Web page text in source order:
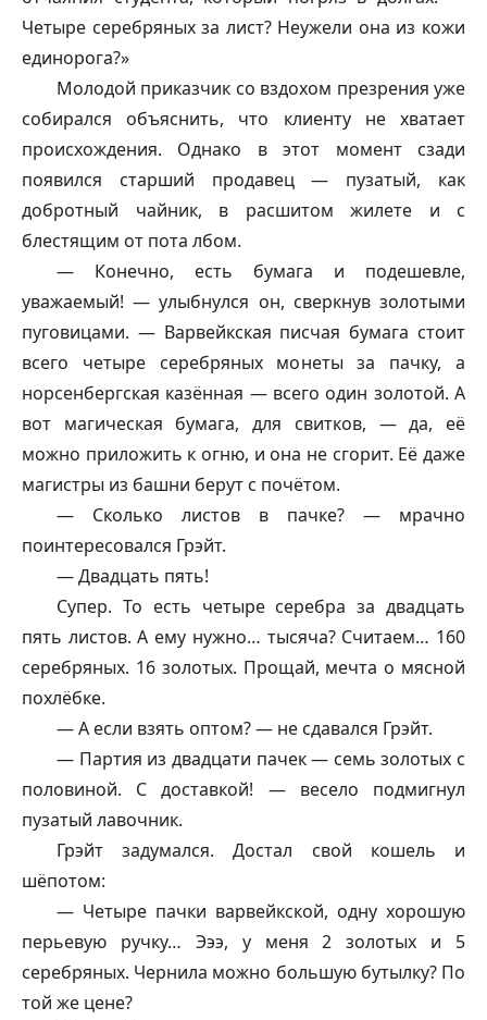
Четыре серебряных за лист? Неужели она из кожи
единорога?»
Молодой приказчик со вздохом презрения уже
собирался объяснить, что клиенту не хватает
происхождения. Однако в этот момент сзади
появился старший продавец — пузатый, как
добротный чайник, в расшитом жилете и с
блестящим от пота лбом.
— Конечно, есть бумага и подешевле,
уважаемый! — улыбнулся он, сверкнув золотыми
пуговицами. — Варвейкская писчая бумага стоит
всего четыре серебряных монеты за пачку, а
норсенбергская казённая — всего один золотой. А
вот магическая бумага, для свитков, — да, её
можно приложить к огню, и она не сгорит. Её даже
магистры из башни берут с почётом.
— Сколько листов в пачке? — мрачно
поинтересовался Грэйт.
— Двадцать пять!
Супер. То есть четыре серебра за двадцать
пять листов. А ему нужно… тысяча? Считаем… 160
серебряных. 16 золотых. Прощай, мечта о мясной
похлёбке.
— А если взять оптом? — не сдавался Грэйт.
— Партия из двадцати пачек — семь золотых с
половиной. С доставкой! — весело подмигнул
пузатый лавочник.
Грэйт задумался. Достал свой кошель и
шёпотом:
— Четыре пачки варвейкской, одну хорошую
перьевую ручку… Эээ, у меня 2 золотых и 5
серебряных. Чернила можно большую бутылку? По
той же цене?